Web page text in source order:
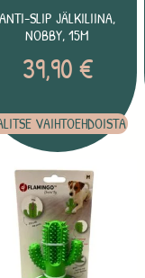
ANTI-SLIP JÄLKILIINA,
NOBBY, 15M
39,90€
VAIHTOEHDOISTA